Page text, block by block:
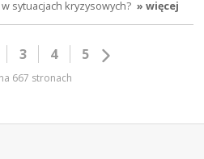
sytuacjach kryzysowych? » więcej
3 4 5
667 stronach